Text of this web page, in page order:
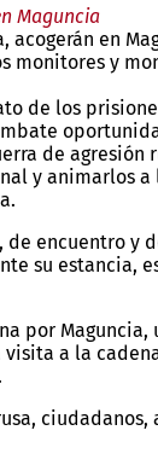
Maguncia
en
monitores y
de los
de agresión
y animarlos
encuentro
su estancia,
por
a la